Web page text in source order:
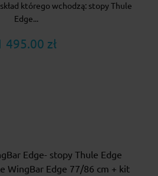
którego wchodzą: stopy Thule
Edge...
495.00 zł